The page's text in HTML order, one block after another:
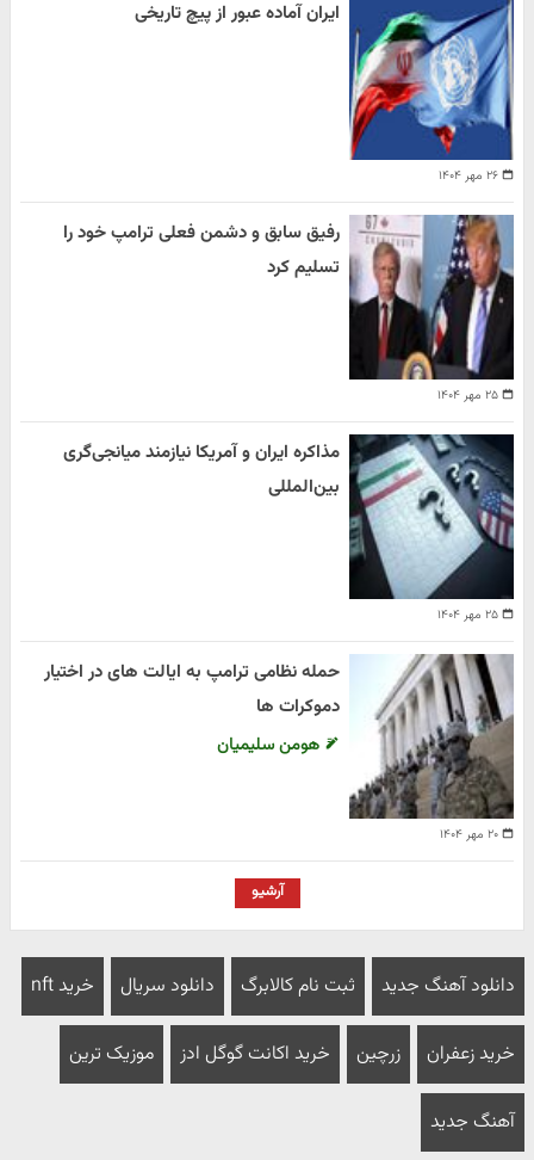
۲۶ مهر ۱۴۰۴
ایران آماده عبور از پیچ تاریخی
۲۵ مهر ۱۴۰۴
رفیق سابق و دشمن فعلی ترامپ خود را
تسلیم کرد
۲۵ مهر ۱۴۰۴
مذاکره ایران و آمریکا نیازمند میانجی‌گری
بین‌المللی
۲۰ مهر ۱۴۰۴
حمله نظامی ترامپ به ایالت های در اختیار
دموکرات ها
هومن سلیمیان
آرشیو
دانلود آهنگ جدید ثبت نام کالابرگ دانلود سریال خرید nft
خرید زعفران زرچین خرید اکانت گوگل ادز موزیک ترین
آهنگ جدید